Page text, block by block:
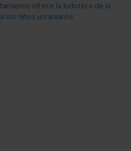
ofrece la ludoteca de la
los niños ucranianos